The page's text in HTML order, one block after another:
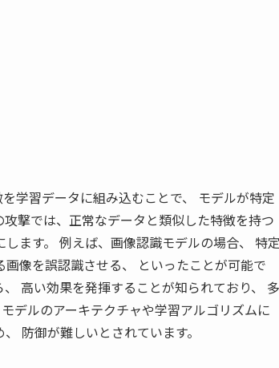
学習データに組み込むことで、 モデルが特定
撃では、正常なデータと類似した特徴を持つ
ます。 例えば、画像認識モデルの場合、 特
像を誤認識させる、 といったことが可能で
高い効果を発揮することが知られており、 多
デルのアーキテクチャや学習アルゴリズムに
防御が難しいとされています。